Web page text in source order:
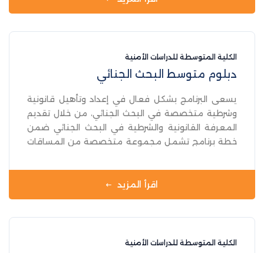
.
الكلية المتوسطة للدراسات الأمنية
دبلوم متوسط البحث الجنائي
يسعى البرنامج بشكل فعال في إعداد وتأهيل قانونية
وشرطية متخصصة في البحث الجنائي، من خلال تقديم
المعرفة القانونية والشرطية في البحث الجنائي ضمن
خطة برنامج تشمل مجموعة متخصصة من المساقات
نطاق البحث الجنائي على وجه الخصوص، ويعد الطالب
مزودا بمعارف ومهارات تضمن بشكل فعال متطلبات
العمل والمهارات والمعارف في المؤسسة الأمنية .
اقرأ المزيد
الكلية المتوسطة للدراسات الأمنية